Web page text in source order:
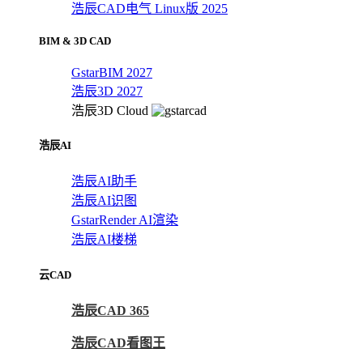
浩辰CAD电气 Linux版 2025
BIM & 3D CAD
GstarBIM 2027
浩辰3D 2027
浩辰3D Cloud
浩辰AI
浩辰AI助手
浩辰AI识图
GstarRender AI渲染
浩辰AI楼梯
云CAD
浩辰CAD 365
浩辰CAD看图王